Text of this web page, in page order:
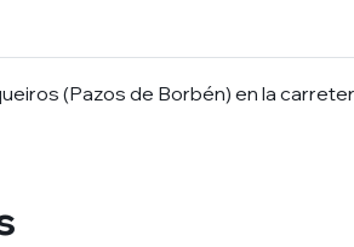
(Pazos de Borbén) en la